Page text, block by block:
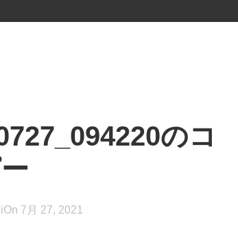
のコ
On 7月 27, 2021